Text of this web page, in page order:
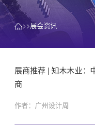
>>展会资讯
展商推荐 | 知木木业：
商
作者：广州设计周